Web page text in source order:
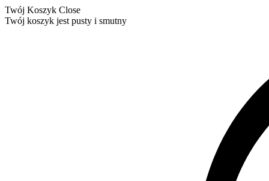
Twój Koszyk Close
Twój koszyk jest pusty i smutny